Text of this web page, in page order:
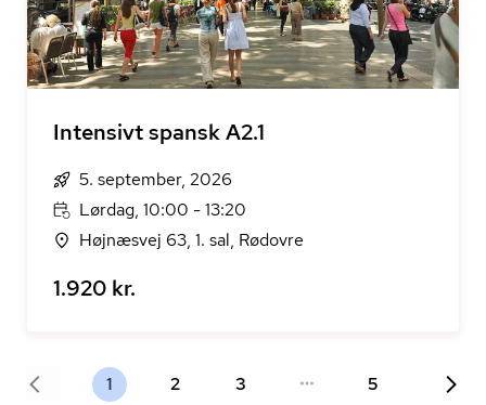
Intensivt spansk A2.1
5. september, 2026
Lørdag, 10:00 - 13:20
Højnæsvej 63, 1. sal, Rødovre
1.920 kr.
1 2 3 5